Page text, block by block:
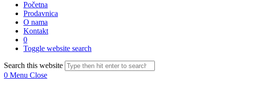
Početna
Prodavnica
O nama
Kontakt
0
Toggle website search
Search this website
0 Menu Close